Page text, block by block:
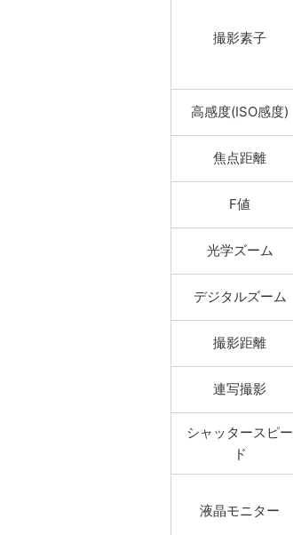
撮影素子
高感度(ISO感度)
焦点距離
F値
光学ズーム
デジタルズーム
撮影距離
連写撮影
シャッタースピー
ド
液晶モニター